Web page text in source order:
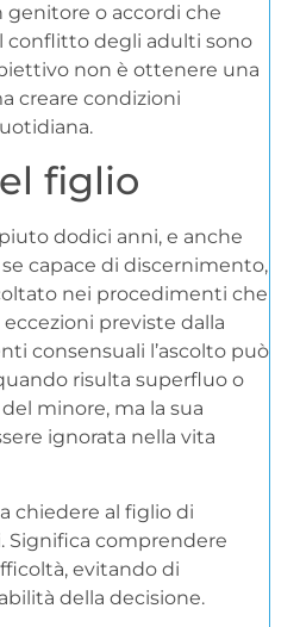
genitore o accordi che
conflitto degli adulti sono
non è ottenere una
creare condizioni
figlio
dodici anni, e anche
capace di discernimento,
nei procedimenti che
eccezioni previste dalla
consensuali l’ascolto può
risulta superfluo o
minore, ma la sua
ignorata nella vita
chiedere al figlio di
Significa comprendere
evitando di
della decisione.